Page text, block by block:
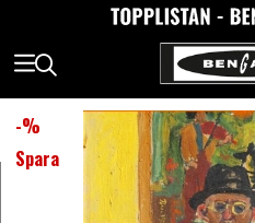
-%
Spara